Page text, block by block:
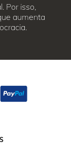
Por isso,
aumenta